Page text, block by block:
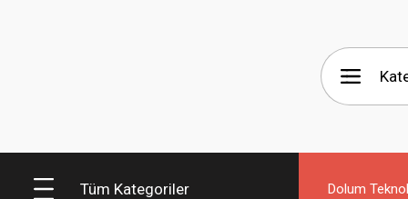
Tüm Kategoriler Dolum